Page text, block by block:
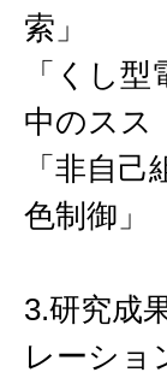
索」
「くし
中のスス
「非自
色制御」
3.研究成
レーショ